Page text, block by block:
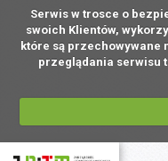
Serwis w trosce o
swoich Klientów,
które są przechowywane
przeglądania serwisu